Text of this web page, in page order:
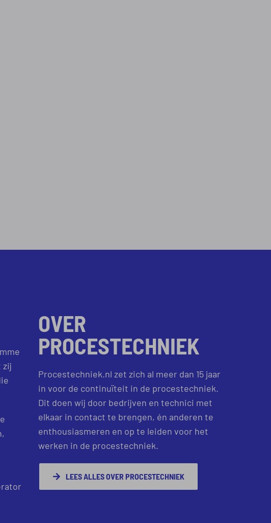
zij
OVER
PROCESTECHNIEK
Procestechniek.nl zet zich al meer dan 15 jaar
in voor de continuïteit in de procestechniek.
Dit doen wij door bedrijven en technici met
elkaar in contact te brengen, én anderen te
enthousiasmeren en op te leiden voor het
werken in de procestechniek.
LEES ALLES OVER PROCESTECHNIEK